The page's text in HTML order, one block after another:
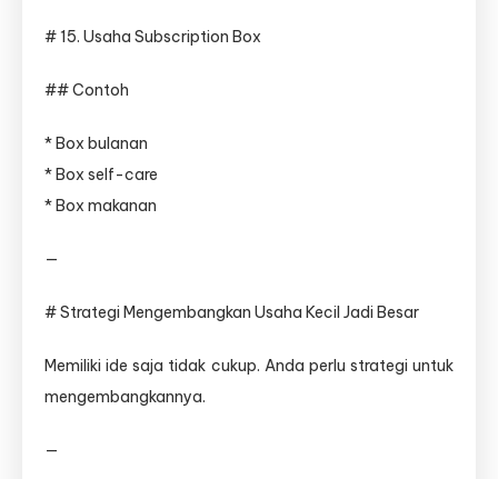
# 15. Usaha Subscription Box
## Contoh
* Box bulanan
* Box self-care
* Box makanan
—
# Strategi Mengembangkan Usaha Kecil Jadi Besar
Memiliki ide saja tidak cukup. Anda perlu strategi untuk
mengembangkannya.
—